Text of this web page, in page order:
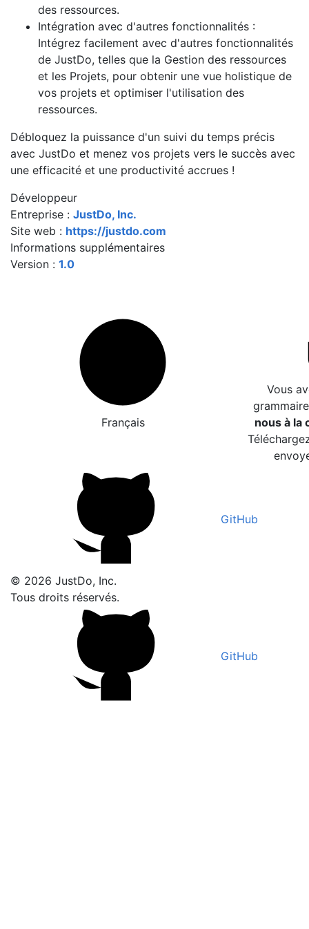
des ressources.
Intégration avec d'autres fonctionnalités :
Intégrez facilement avec d'autres fonctionnalités
de JustDo, telles que la Gestion des ressources
et les Projets, pour obtenir une vue holistique de
vos projets et optimiser l'utilisation des
ressources.
Débloquez la puissance d'un suivi du temps précis
avec JustDo et menez vos projets vers le succès avec
une efficacité et une productivité accrues !
Développeur
Entreprise : JustDo, Inc.
Site web : https://justdo.com
Informations supplémentaires
Version : 1.0
Français
Vous
nous à la
GitHub
© 2026 JustDo, Inc.
Tous droits réservés.
GitHub